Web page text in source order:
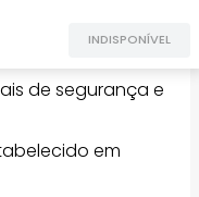
INDISPONÍVEL
de segurança e
em